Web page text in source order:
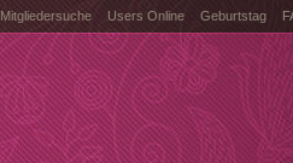
Mitgliedersuche Users Online Geburtstag